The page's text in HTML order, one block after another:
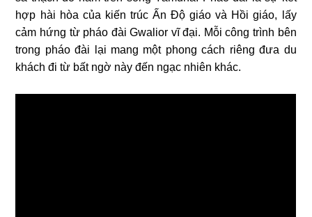
hợp hài hòa của kiến ​​trúc Ấn Độ giáo và Hồi giáo, lấy
cảm hứng từ pháo đài Gwalior vĩ đại. Mỗi công trình bên
trong pháo đài lại mang một phong cách riêng đưa du
khách đi từ bất ngờ này đến ngạc nhiên khác.